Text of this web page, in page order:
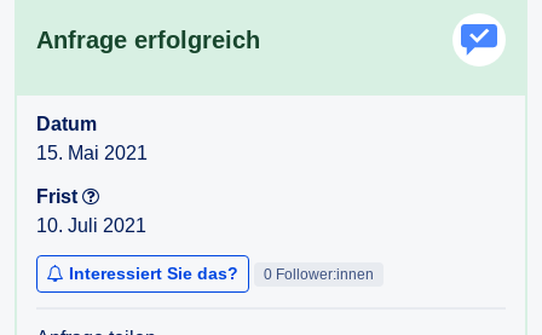
Anfrage erfolgreich
Datum
15. Mai 2021
Frist
10. Juli 2021
Interessiert Sie das? 0 Follower:innen